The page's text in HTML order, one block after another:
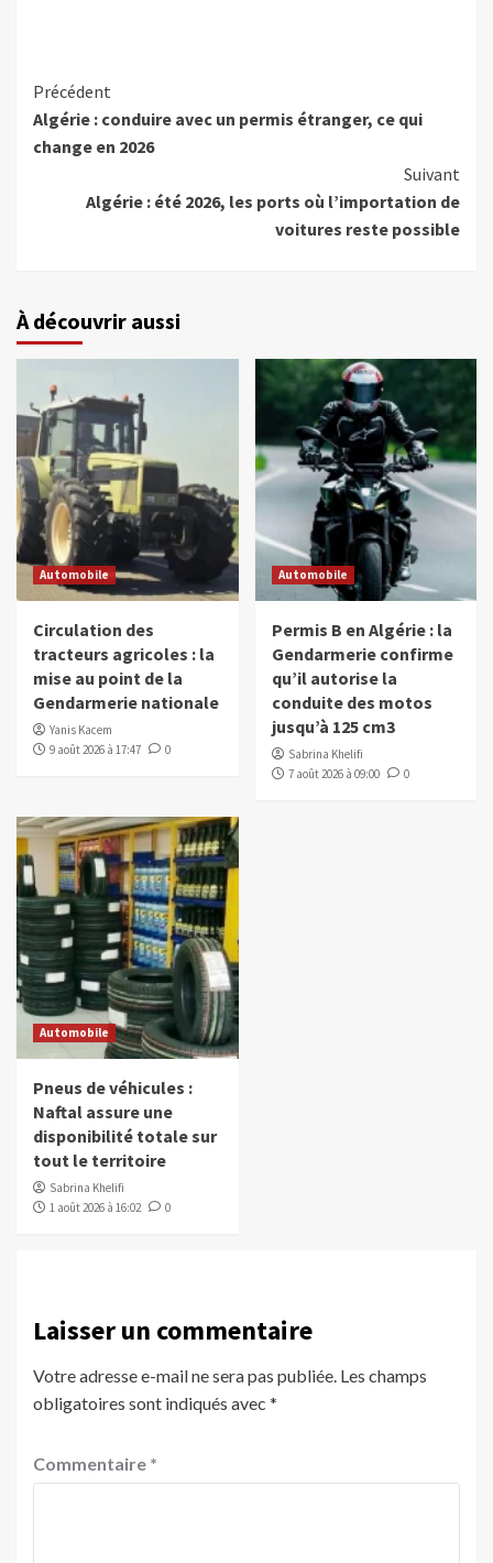
Précédent
Algérie : conduire avec un permis étranger, ce qui
change en 2026
Suivant
Algérie : été 2026, les ports où l’importation de
voitures reste possible
À découvrir aussi
Automobile
Circulation des
tracteurs agricoles : la
mise au point de la
Gendarmerie nationale
Yanis Kacem
9 août 2026 à 17:47
0
Automobile
Permis B en Algérie : la
Gendarmerie confirme
qu’il autorise la
conduite des motos
jusqu’à 125 cm3
Sabrina Khelifi
7 août 2026 à 09:00
0
Automobile
Pneus de véhicules :
Naftal assure une
disponibilité totale sur
tout le territoire
Sabrina Khelifi
1 août 2026 à 16:02
0
Laisser un commentaire
Votre adresse e-mail ne sera pas publiée. Les champs
obligatoires sont indiqués avec *
Commentaire *